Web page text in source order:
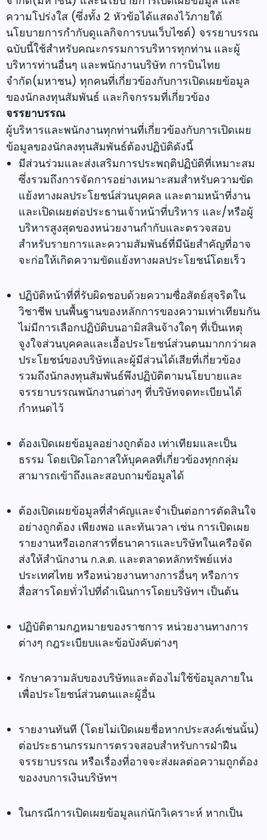
ความโปร่งใส (ซึ่งทั้ง 2 หัวข้อได้แสดงไว้ภายใต้
นโยบายการกำกับดูแลกิจการบนเว็บไซต์) จรรยาบรรณ
ฉบับนี้ใช้สำหรับคณะกรรมการบริหารทุกท่าน และผู้
บริหารท่านอื่นๆ และพนักงานบริษัท การบินไทย
จำกัด(มหาชน) ทุกคนที่เกี่ยวข้องกับการเปิดเผยข้อมูล
ของนักลงทุนสัมพันธ์ และกิจกรรมที่เกี่ยวข้อง
จรรยาบรรณ
ผู้บริหารและพนักงานทุกท่านที่เกี่ยวข้องกับการเปิดเผย
ข้อมูลของนักลงทุนสัมพันธ์ต้องปฏิบัติดังนี้
มีส่วนร่วมและส่งเสริมการประพฤติปฏิบัติที่เหมาะสม
ซึ่งรวมถึงการจัดการอย่างเหมาะสมสำหรับความขัด
แย้งทางผลประโยชน์ส่วนบุคคล และตามหน้าที่งาน
และเปิดเผยต่อประธานเจ้าหน้าที่บริหาร และ/หรือผู้
บริหารสูงสุดของหน่วยงานกำกับและตรวจสอบ
สำหรับรายการและความสัมพันธ์ที่มีนัยสำคัญที่อาจ
จะก่อให้เกิดความขัดแย้งทางผลประโยชน์โดยเร็ว
ปฏิบัติหน้าที่ที่รับผิดชอบด้วยความซื่อสัตย์สุจริตใน
วิชาชีพ บนพื้นฐานของหลักการของความเท่าเทียมกัน
ไม่มีการเลือกปฏิบัติบนอามิสสินจ้างใดๆ ที่เป็นเหตุ
จูงใจส่วนบุคคลและเอื้อประโยชน์ส่วนตนมากกว่าผล
ประโยชน์ของบริษัทและผู้มีส่วนได้เสียที่เกี่ยวข้อง
รวมถึงนักลงทุนสัมพันธ์พึงปฏิบัติตามนโยบายและ
จรรยาบรรณพนักงานต่างๆ ที่บริษัทจดทะเบียนได้
กำหนดไว้
ต้องเปิดเผยข้อมูลอย่างถูกต้อง เท่าเทียมและเป็น
ธรรม โดยเปิดโอกาสให้บุคคลที่เกี่ยวข้องทุกกลุ่ม
สามารถเข้าถึงและสอบถามข้อมูลได้
ต้องเปิดเผยข้อมูลที่สำคัญและจำเป็นต่อการตัดสินใจ
อย่างถูกต้อง เพียงพอ และทันเวลา เช่น การเปิดเผย
รายงานหรือเอกสารที่ธนาคารและบริษัทในเครือจัด
ส่งให้สำนักงาน ก.ล.ต. และตลาดหลักทรัพย์แห่ง
ประเทศไทย หรือหน่วยงานทางการอื่นๆ หรือการ
สื่อสารโดยทั่วไปที่ดำเนินการโดยบริษัทฯ เป็นต้น
ปฏิบัติตามกฎหมายของราชการ หน่วยงานทางการ
ต่างๆ กฎระเบียบและข้อบังคับต่างๆ
รักษาความลับของบริษัทและต้องไม่ใช้ข้อมูลภายใน
เพื่อประโยชน์ส่วนตนและผู้อื่น
รายงานทันที (โดยไม่เปิดเผยชื่อหากประสงค์เช่นนั้น)
ต่อประธานกรรมการตรวจสอบสำหรับการฝ่าฝืน
จรรยาบรรณ หรือเรื่องที่อาจจะส่งผลต่อความถูกต้อง
ของงบการเงินบริษัทฯ
ในกรณีการเปิดเผยข้อมูลแก่นักวิเคราะห์ หากเป็น